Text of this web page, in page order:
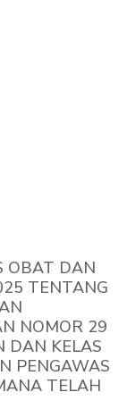
OBAT DAN
TENTANG
NOMOR 29
DAN KELAS
PENGAWAS
TELAH